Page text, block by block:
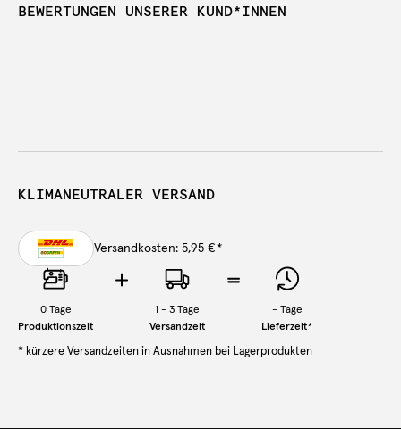
BEWERTUNGEN UNSERER KUND*INNEN
KLIMANEUTRALER VERSAND
Versandkosten: 5,95 €*
0Tage
Produktionszeit
1 - 3 Tage
Versandzeit
- Tage
Lieferzeit*
* kürzere Versandzeiten in Ausnahmen bei Lagerprodukten